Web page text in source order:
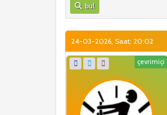
bul
24-03-2026, Saat: 20:02
çevrimiçi